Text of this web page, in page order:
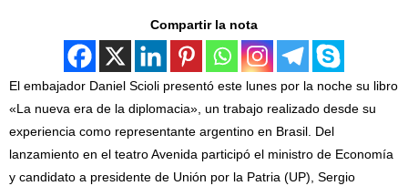
Compartir la nota
El embajador Daniel Scioli presentó este lunes por la noche su libro
«La nueva era de la diplomacia», un trabajo realizado desde su
experiencia como representante argentino en Brasil. Del
lanzamiento en el teatro Avenida participó el ministro de Economía
y candidato a presidente de Unión por la Patria (UP), Sergio